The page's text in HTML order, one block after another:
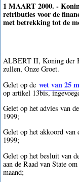
1 MAART 2000. -
retributies voor de
met betrekking tot de
ALBERT II, Koning der
zullen, Onze Groet.
Gelet op de wet van 25
op artikel 13bis,
Gelet op het advies van
1999;
Gelet op het akkoord
1999;
Gelet op het besluit van
aan de Raad van State
maand;